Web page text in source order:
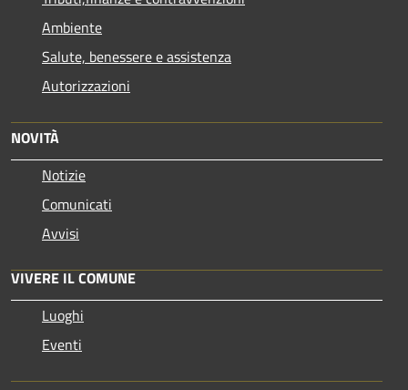
Ambiente
Salute, benessere e assistenza
Autorizzazioni
NOVITÀ
Notizie
Comunicati
Avvisi
VIVERE IL COMUNE
Luoghi
Eventi